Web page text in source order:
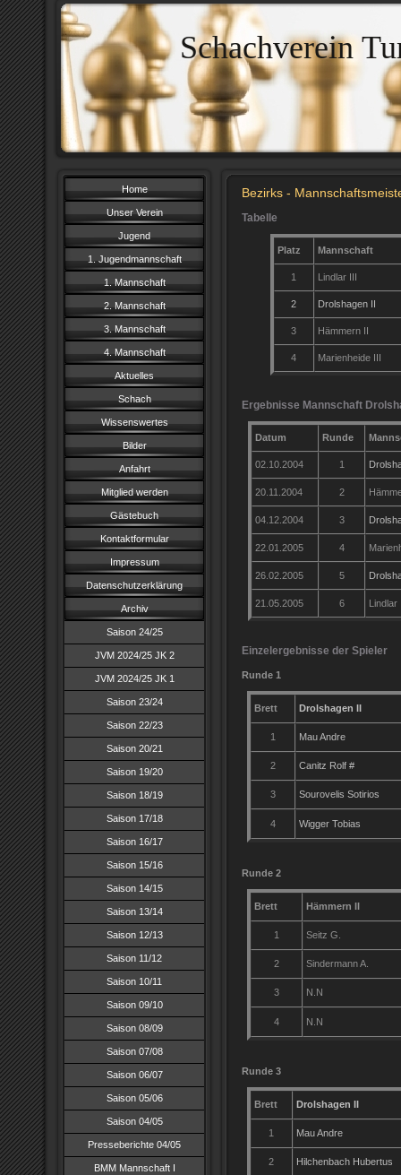
Schachverein
Home
Unser Verein
Jugend
1. Jugendmannschaft
1. Mannschaft
2. Mannschaft
3. Mannschaft
4. Mannschaft
Aktuelles
Schach
Wissenswertes
Bilder
Anfahrt
Mitglied werden
Gästebuch
Kontaktformular
Impressum
Datenschutzerklärung
Archiv
Saison 24/25
JVM 2024/25 JK 2
JVM 2024/25 JK 1
Saison 23/24
Saison 22/23
Saison 20/21
Saison 19/20
Saison 18/19
Saison 17/18
Saison 16/17
Saison 15/16
Saison 14/15
Saison 13/14
Saison 12/13
Saison 11/12
Saison 10/11
Saison 09/10
Saison 08/09
Saison 07/08
Saison 06/07
Saison 05/06
Saison 04/05
Presseberichte 04/05
BMM Mannschaft I
Bezirks -
Tabelle
Platz Mannschaft
1 Lindlar III
2 Drolshagen II
3 Hämmern II
4 Marienheide III
Ergebnisse Mannschaft
Datum Runde
02.10.2004 1
20.11.2004 2
04.12.2004 3
22.01.2005 4
26.02.2005 5
21.05.2005 6 Lindlar
Einzelergebnisse der Spieler
Runde 1
Brett Drolshagen II
1 Mau Andre
2 Canitz Rolf #
3 Sourovelis Sotirios
4 Wigger Tobias
Runde 2
Brett Hämmern II
1 Seitz G.
2 Sindermann A.
3 N.N
4 N.N
Runde 3
Brett Drolshagen II
1 Mau Andre
2 Hilchenbach Hubertus